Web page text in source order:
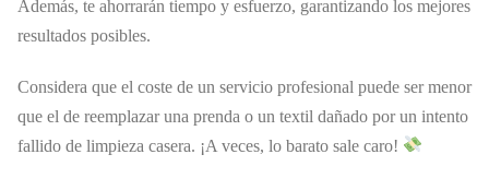
Además, te ahorrarán tiempo y esfuerzo, garantizando los mejores
resultados posibles.
Considera que el coste de un servicio profesional puede ser menor
que el de reemplazar una prenda o un textil dañado por un intento
fallido de limpieza casera. ¡A veces, lo barato sale caro!